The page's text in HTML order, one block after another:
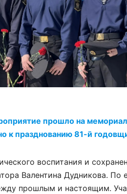
прошло на
к празднованию 81-й
воспитания и
Валентина Дудникова.
прошлым и настоящим.